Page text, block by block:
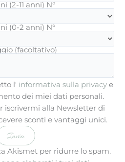
(2-11 anni) N°
(0-2 anni) N°
(facoltativo)
l' informativa sulla privacye
dei miei dati personali.
iscrivermi alla Newsletter di
sconti e vantaggi unici.
Akismet per ridurre lo spam.